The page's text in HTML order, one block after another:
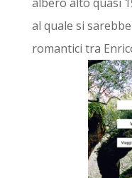
al quale si
romantici tra